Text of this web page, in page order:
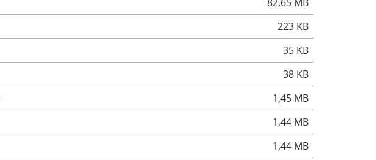
223 KB
35 KB
38 KB
1,45 MB
1,44 MB
1,44 MB